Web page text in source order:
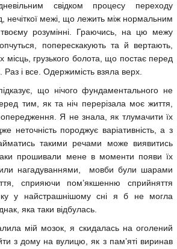
свідком процесу переходу
межі, що лежить між нормальним
розумінні. Граючись, на цю межу
поперескакують та й вертають,
місць, грузького болота, що постає перед
і все. Одержимість взяла верх.
що нічого фундаментального не
тим, як та ніч перерізала моє життя,
Я не знала, як тлумачити їх
неточність породжує варіативність, а з
такими речами може виявитись
прошивали мене в моменти появи їх
нагадуваннями, мовби були шарами
сприяючи пом’якшенню сприйняття
у найстрашнішому сні я б не могла
яка таки відбулась.
мій мозок, я скидалась на оголений
з дому на вулицю, як з пам’яті виринав